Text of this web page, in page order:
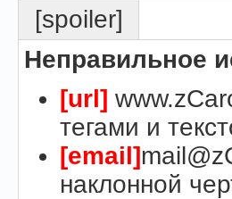
[spoiler]
Неправильное
[url]
тегами и
[email]
наклонной